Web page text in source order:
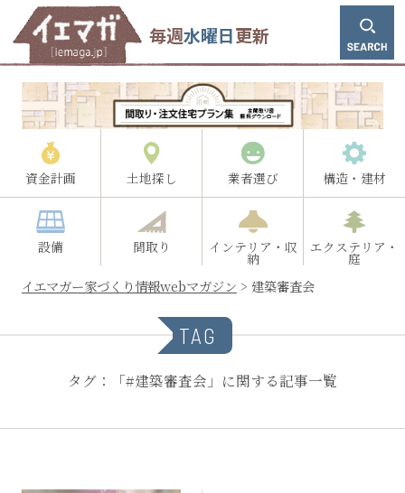
毎週水曜日更新
資金計画 土地探し 業者選び 構造・建材
設備 間取り インテリア・収
納
エクステリア・
庭
イエマガー家づくり情報webマガジン > 建築審査会
TAG
タグ：「#建築審査会」に関する記事一覧